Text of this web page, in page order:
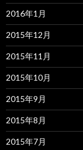
2016年1月
2015年12月
2015年11月
2015年10月
2015年9月
2015年8月
2015年7月